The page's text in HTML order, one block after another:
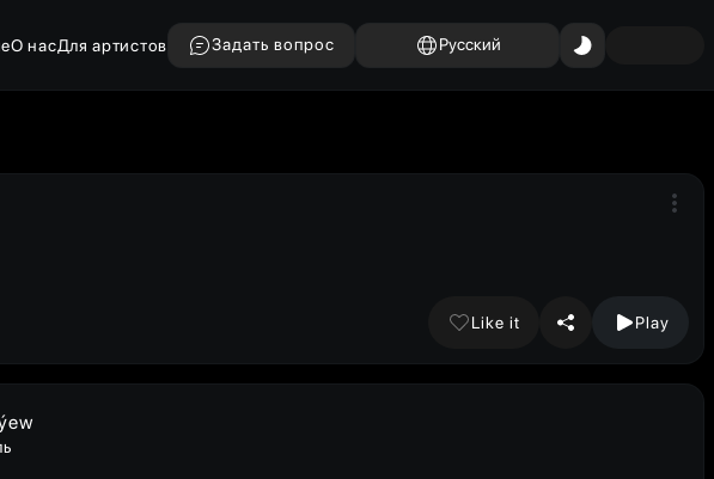
О насДля артистов Задать вопрос Русский
Like it Play